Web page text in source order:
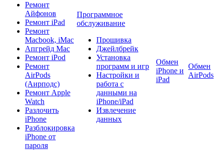
Ремонт
Айфонов
Ремонт iPad
Ремонт
Macbook, iMac
Апгрейд Mac
Ремонт iPod
Ремонт
AirPods
(Аирподс)
Ремонт Apple
Watch
Разлочить
iPhone
Разблокировка
iPhone от
пароля
Программное
обслуживание
Прошивка
Джейлбрейк
Установка
программ и игр
Настройки и
работа с
данными на
iPhone/iPad
Извлечение
данных
Обмен
iPhone и
iPad
Обмен
AirPods